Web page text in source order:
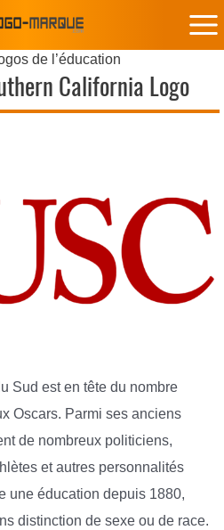
de l’éducation
California Logo
Sud est en tête du nombre
Oscars. Parmi ses anciens
de nombreux politiciens,
et autres personnalités
une éducation depuis 1880,
distinction de sexe ou de race.